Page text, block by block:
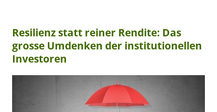
Resilienz statt reiner Rendite: Das
grosse Umdenken der institutionellen
Investoren